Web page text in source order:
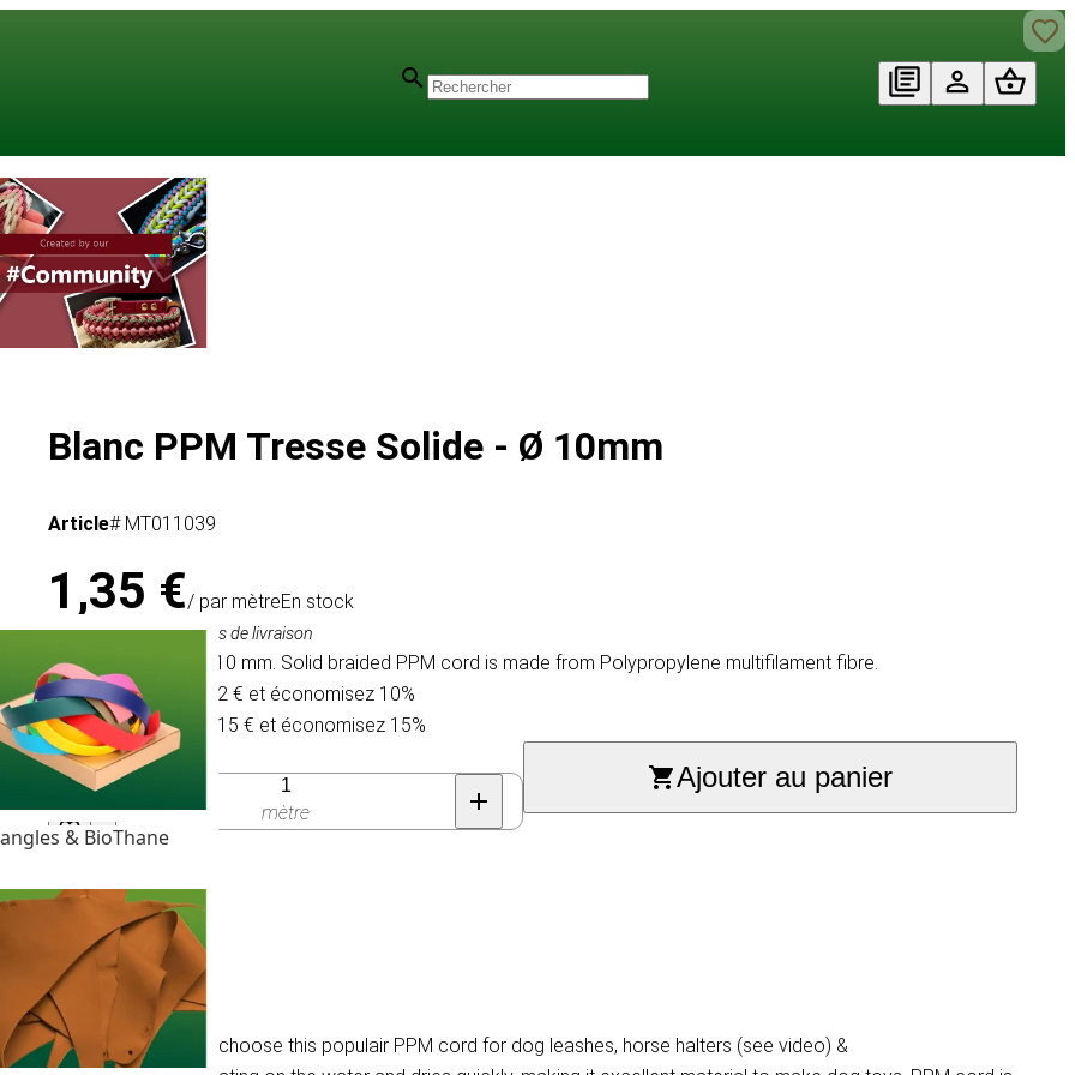
& BioThane
Blanc PPM Tresse Solide - Ø 10mm
Article# MT011039
1,35 €/ par mètreEn stock
TVA comprise, hors frais de livraison
PPM Solid braid - Ø 10 mm. Solid braided PPM cord is made from Polypropylene multifilament fibre.
Achetez 30 pour 1,22 € et économisez 10%
Achetez 100 pour 1,15 € et économisez 15%
Quantité
mètre
Ajouter au panier
10mm
fibre. Customers choose this populair PPM cord for dog leashes, horse halters (see video) &